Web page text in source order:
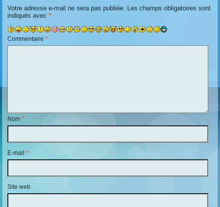
Votre adresse e-mail ne sera pas publiée. Les champs obligatoires sont
indiqués avec*
Commentaire*
Nom*
E-mail*
Site web